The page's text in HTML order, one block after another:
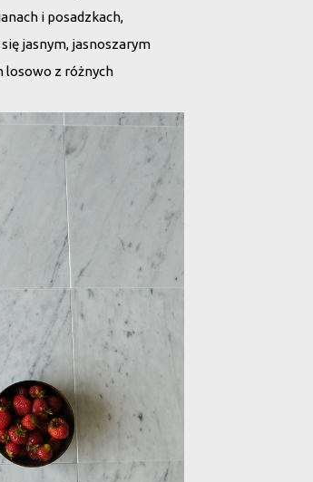
i posadzkach,
jasnym, jasnoszarym
losowo z różnych